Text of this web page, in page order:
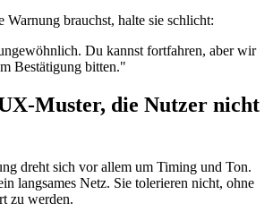
Warnung brauchst, halte sie schlicht:
Du kannst fortfahren, aber wir
Bestätigung bitten."
die Nutzer nicht
dreht sich vor allem um Timing und Ton.
langsames Netz. Sie tolerieren nicht, ohne
zu werden.